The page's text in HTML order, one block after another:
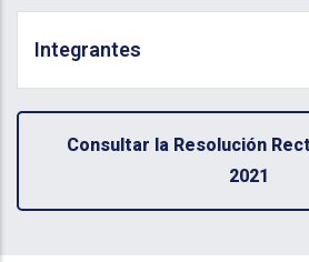
Integrantes
Consultar la Resolución
2021